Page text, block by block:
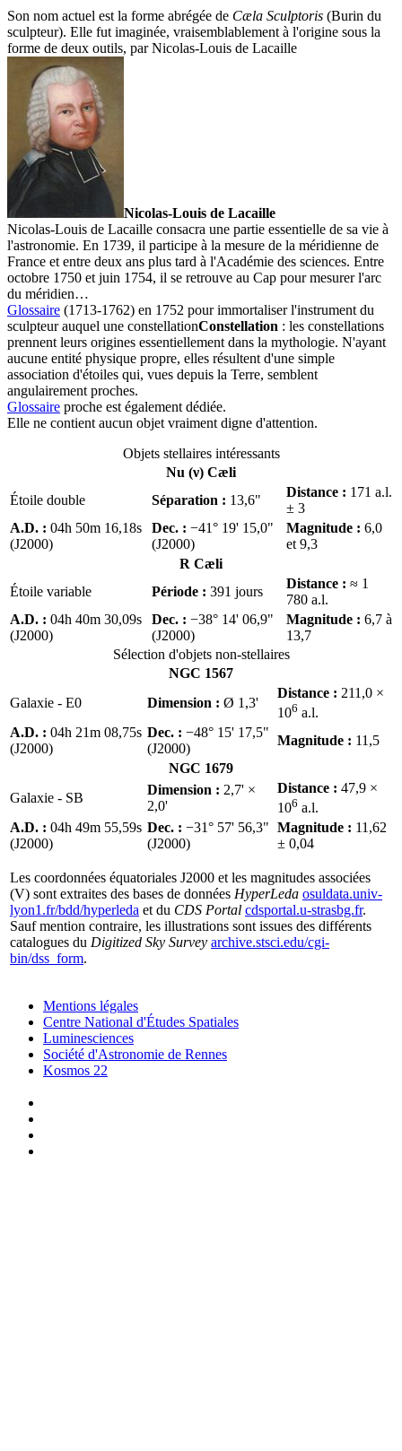
Son nom actuel est la forme abrégée de Cæla Sculptoris (Burin du
sculpteur). Elle fut imaginée, vraisemblablement à l'origine sous la
forme de deux outils, parNicolas-Louis de Lacaille
Nicolas-Louis de Lacaille
Nicolas-Louis de Lacaille consacra une partie essentielle de sa vie à
l'astronomie. En 1739, il participe à la mesure de la méridienne de
France et entre deux ans plus tard à l'Académie des sciences. Entre
octobre 1750 et juin 1754, il se retrouve au Cap pour mesurer l'arc
du méridien…
Glossaire (1713-1762) en 1752 pour immortaliser l'instrument du
sculpteur auquel une constellationConstellation : les constellations
prennent leurs origines essentiellement dans la mythologie. N'ayant
aucune entité physique propre, elles résultent d'une simple
association d'étoiles qui, vues depuis la Terre, semblent
angulairement proches.
Glossaire proche est également dédiée.
Elle ne contient aucun objet vraiment digne d'attention.
Objets stellaires intéressants
Nu (ν) Cæli
Étoile double
Séparation : 13,6"
Distance : 171 a.l.
± 3
A.D. : 04h 50m 16,18s
(J2000)
Dec. : −41° 19' 15,0"
(J2000)
Magnitude : 6,0
et 9,3
R Cæli
Étoile variable
Période : 391 jours
Distance : ≈ 1
780 a.l.
A.D. : 04h 40m 30,09s
(J2000)
Dec. : −38° 14' 06,9"
(J2000)
Magnitude : 6,7 à
13,7
Sélection d'objets non-stellaires
NGC 1567
Galaxie - E0
Dimension : Ø 1,3'
Distance : 211,0 ×
106 a.l.
A.D. : 04h 21m 08,75s
(J2000)
Dec. : −48° 15' 17,5"
(J2000)
Magnitude : 11,5
NGC 1679
Galaxie - SB
Dimension : 2,7' ×
2,0'
Distance : 47,9 ×
106 a.l.
A.D. : 04h 49m 55,59s
(J2000)
Dec. : −31° 57' 56,3"
(J2000)
Magnitude : 11,62
± 0,04
Les coordonnées équatoriales J2000 et les magnitudes associées
(V) sont extraites des bases de données HyperLeda osuldata.univ-
lyon1.fr/bdd/hyperleda et du CDS Portal cdsportal.u-strasbg.fr.
Sauf mention contraire, les illustrations sont issues des différents
catalogues du Digitized Sky Survey archive.stsci.edu/cgi-
bin/dss_form.
Mentions légales
Centre National d'Études Spatiales
Luminesciences
Société d'Astronomie de Rennes
Kosmos 22